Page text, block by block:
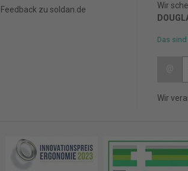
Feedback zu soldan.de
Wir
Das
Wir